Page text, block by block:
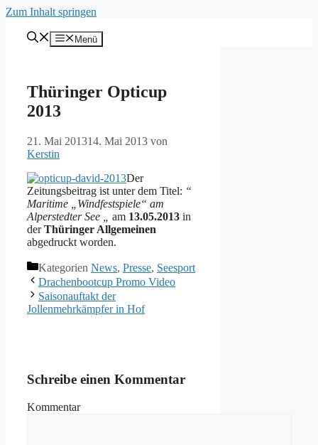
Zum Inhalt springen
Menü
Thüringer Opticup
2013
21. Mai 201314. Mai 2013 von
Kerstin
Der
Zeitungsbeitrag ist unter dem Titel: “
Maritime „Windfestspiele“ am
Alperstedter See „
am 13.05.2013 in
derThüringer Allgemeinen
abgedruckt worden.
Kategorien News, Presse, Seesport
Drachenbootcup Promo Video
Saisonauftakt der
Jollenmehrkämpfer in Hof
Schreibe einen Kommentar
Kommentar